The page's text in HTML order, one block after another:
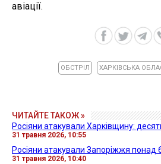
авіації.
ОБСТРІЛ ХАРКІВСЬКА
ЧИТАЙТЕ ТАКОЖ »
Росіяни атакували Харківщину:
31 травня 2026, 10:55
Росіяни атакували Запоріжжя понад
31 травня 2026, 10:40